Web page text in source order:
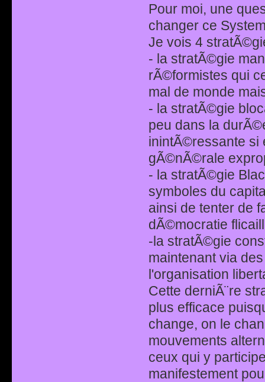
Pour moi, une
changer ce
Je vois 4
- la stratÃ©gie
rÃ©formistes qui
mal de monde
- la stratÃ©gie
peu dans la
inintÃ©ressante si
gÃ©nÃ©rale
- la stratÃ©gie
symboles du
ainsi de tenter de
dÃ©mocratie
-la stratÃ©gie
maintenant via
l'organisation
Cette derniÃ¨re
plus efficace
change, on le
mouvements
ceux qui y
manifestement